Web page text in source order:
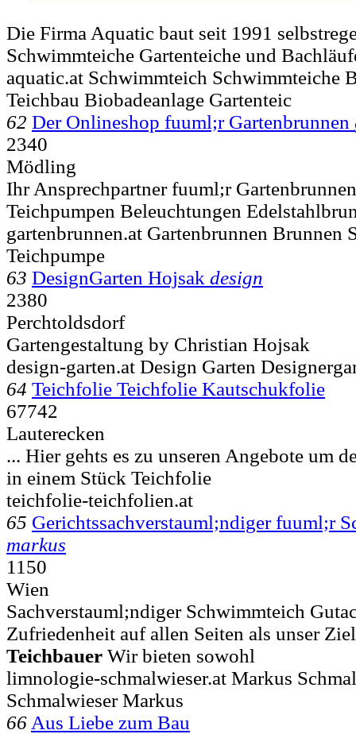
Die Firma Aquatic baut seit 1991
Schwimmteiche Gartenteiche und
aquatic.at Schwimmteich Schwimmteiche
Teichbau Biobadeanlage Gartenteic
62 Der Onlineshop fuuml;r Gartenbrunnen
2340
Mödling
Ihr Ansprechpartner fuuml;r
Teichpumpen Beleuchtungen
gartenbrunnen.at Gartenbrunnen Brunnen
Teichpumpe
63 DesignGarten Hojsak design
2380
Perchtoldsdorf
Gartengestaltung by Christian Hojsak
design-garten.at Design Garten
64 Teichfolie Teichfolie Kautschukfolie
67742
Lauterecken
... Hier gehts es zu unseren Angebote um
in einem Stück Teichfolie
teichfolie-teichfolien.at
65 Gerichtssachverstauml;ndiger fuuml;r
markus
1150
Wien
Sachverstauml;ndiger Schwimmteich
Zufriedenheit auf allen Seiten als unser
Teichbauer Wir bieten sowohl
limnologie-schmalwieser.at Markus
Schmalwieser Markus
66 Aus Liebe zum Bau